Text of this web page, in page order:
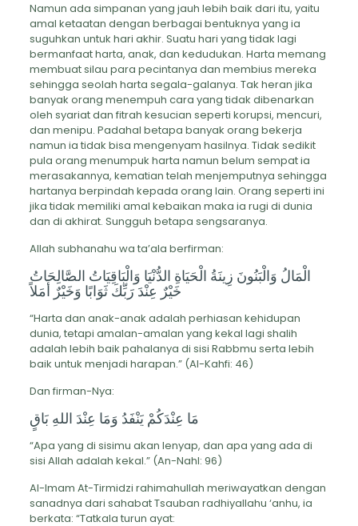
Namun ada simpanan yang jauh lebih baik dari itu, yaitu
amal ketaatan dengan berbagai bentuknya yang ia
suguhkan untuk hari akhir. Suatu hari yang tidak lagi
bermanfaat harta, anak, dan kedudukan. Harta memang
membuat silau para pecintanya dan membius mereka
sehingga seolah harta segala-galanya. Tak heran jika
banyak orang menempuh cara yang tidak dibenarkan
oleh syariat dan fitrah kesucian seperti korupsi, mencuri,
dan menipu. Padahal betapa banyak orang bekerja
namun ia tidak bisa mengenyam hasilnya. Tidak sedikit
pula orang menumpuk harta namun belum sempat ia
merasakannya, kematian telah menjemputnya sehingga
hartanya berpindah kepada orang lain. Orang seperti ini
jika tidak memiliki amal kebaikan maka ia rugi di dunia
dan di akhirat. Sungguh betapa sengsaranya.
Allah subhanahu wa ta’ala berfirman:
الْمَالُ وَالْبَنُونَ زِينَةُ الْحَيَاةِ الدُّنْيَا وَالْبَاقِيَاتُ الصَّالِحَاتُ
خَيْرٌ عِنْدَ رَبِّكَ ثَوَابًا وَخَيْرٌ أَمَلاً
“Harta dan anak-anak adalah perhiasan kehidupan
dunia, tetapi amalan-amalan yang kekal lagi shalih
adalah lebih baik pahalanya di sisi Rabbmu serta lebih
baik untuk menjadi harapan.” (Al-Kahfi: 46)
Dan firman-Nya:
مَا عِنْدَكُمْ يَنْفَدُ وَمَا عِنْدَ اللهِ بَاقٍ
“Apa yang di sisimu akan lenyap, dan apa yang ada di
sisi Allah adalah kekal.” (An-Nahl: 96)
Al-Imam At-Tirmidzi rahimahullah meriwayatkan dengan
sanadnya dari sahabat Tsauban radhiyallahu ‘anhu, ia
berkata: “Tatkala turun ayat: